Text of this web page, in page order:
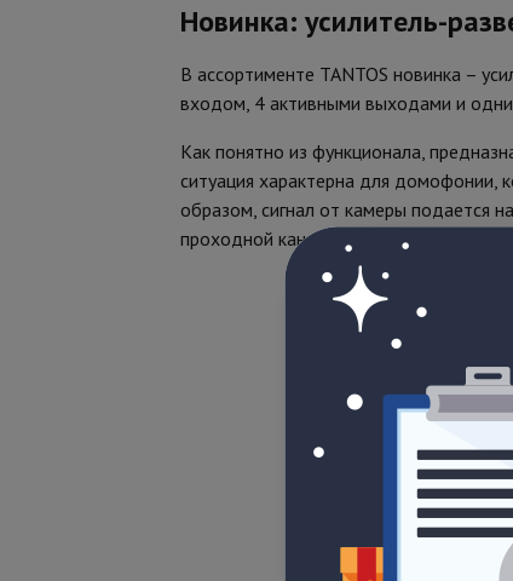
Новинка: усилитель-
В ассортименте TANTOS новинка –
входом, 4 активными выходами и
Как понятно из функционала,
ситуация характерна для домофонии,
образом, сигнал от камеры подается на
проходной канал подключается